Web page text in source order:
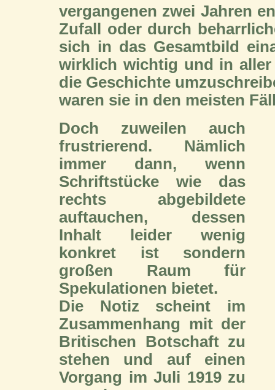
vergangenen zwei Jahren
Zufall oder durch
sich in das Gesamtbild
wirklich wichtig und in
die Geschichte
waren sie in den meisten
Doch zuweilen auch
frustrierend. Nämlich
immer dann, wenn
Schriftstücke wie das
rechts abgebildete
auftauchen, dessen
Inhalt leider wenig
konkret ist sondern
großen Raum für
Spekulationen bietet.
Die Notiz scheint im
Zusammenhang mit der
Britischen Botschaft zu
stehen und auf einen
Vorgang im Juli 1919 zu